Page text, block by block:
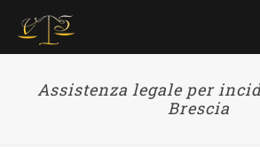
Assistenza legale per
Brescia